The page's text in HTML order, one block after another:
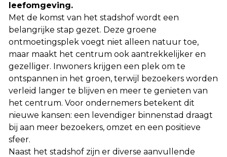
leefomgeving.
Met de komst van het stadshof wordt een
belangrijke stap gezet. Deze groene
ontmoetingsplek voegt niet alleen natuur toe,
maar maakt het centrum ook aantrekkelijker en
gezelliger. Inwoners krijgen een plek om te
ontspannen in het groen, terwijl bezoekers worden
verleid langer te blijven en meer te genieten van
het centrum. Voor ondernemers betekent dit
nieuwe kansen: een levendiger binnenstad draagt
bij aan meer bezoekers, omzet en een positieve
sfeer.
Naast het stadshof zijn er diverse aanvullende